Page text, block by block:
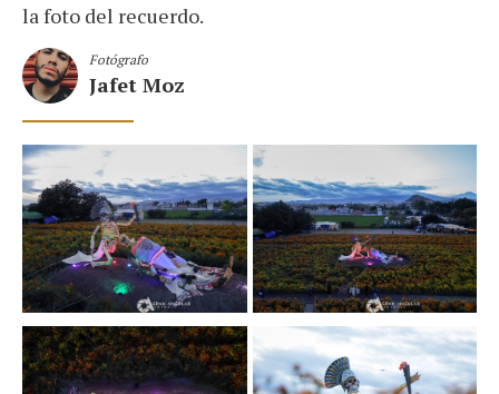
la foto del recuerdo.
Fotógrafo
Jafet Moz